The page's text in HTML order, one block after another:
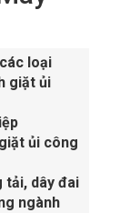
loại
giặt ủi
ủi công
tải, dây đai
ngành